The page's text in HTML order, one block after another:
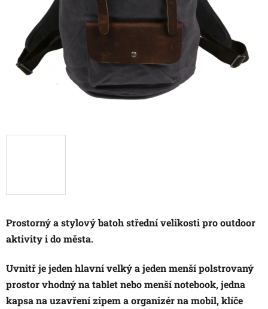
Prostorný a stylový batoh střední velikosti pro outdoor
aktivity i do města.
Uvnitř je jeden hlavní velký a jeden menší polstrovaný
prostor vhodný na tablet nebo menší notebook, jedna
kapsa na uzavření zipem a organizér na mobil, klíče